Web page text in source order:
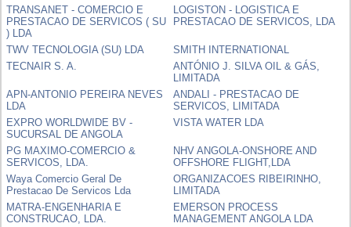
TRANSANET - COMERCIO E
PRESTACAO DE SERVICOS ( SU
) LDA
LOGISTON - LOGISTICA E
PRESTACAO DE SERVICOS, LDA
TWV TECNOLOGIA (SU) LDA
SMITH INTERNATIONAL
TECNAIR S. A.
ANTÓNIO J. SILVA OIL & GÁS,
LIMITADA
APN-ANTONIO PEREIRA NEVES
LDA
ANDALI - PRESTACAO DE
SERVICOS, LIMITADA
EXPRO WORLDWIDE BV -
SUCURSAL DE ANGOLA
VISTA WATER LDA
PG MAXIMO-COMERCIO &
SERVICOS, LDA.
NHV ANGOLA-ONSHORE AND
OFFSHORE FLIGHT,LDA
Waya Comercio Geral De
Prestacao De Servicos Lda
ORGANIZACOES RIBEIRINHO,
LIMITADA
MATRA-ENGENHARIA E
CONSTRUCAO, LDA.
EMERSON PROCESS
MANAGEMENT ANGOLA LDA